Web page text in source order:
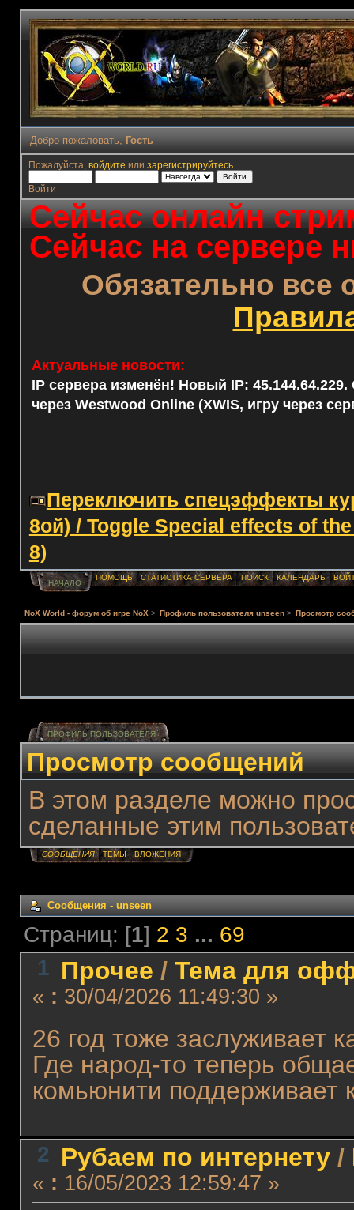
Добро пожаловать, Гость
Пожалуйста, войдите или зарегистрируйтесь.
Войти
Сейчас онлайн
Сейчас на сервере
Обязательно все
Актуальные новости:
IP сервера изменён! Новый IP: 45.144.64.229.
через Westwood Online (XWIS, игру через
Переключить спецэффекты
8ой) / Toggle Special effects of
8)
НАЧАЛО
ПОМОЩЬ СТАТИСТИКА СЕРВЕРА ПОИСК КАЛЕНДАРЬ
NoX World - форум об игре NoX > Профиль пользователя unseen > Просмотр
ПРОФИЛЬ ПОЛЬЗОВАТЕЛЯ
Просмотр сообщений
В этом разделе можно
сделанные этим
СООБЩЕНИЯ ТЕМЫ ВЛОЖЕНИЯ
Сообщения - unseen
Страниц: [1] 2 3 ... 69
1 Прочее / Тема для
« : 30/04/2026 11:49:30 »
26 год тоже заслуживает
Где народ-то теперь
комьюнити поддерживает
2 Рубаем по интернету/
« : 16/05/2023 12:59:47 »